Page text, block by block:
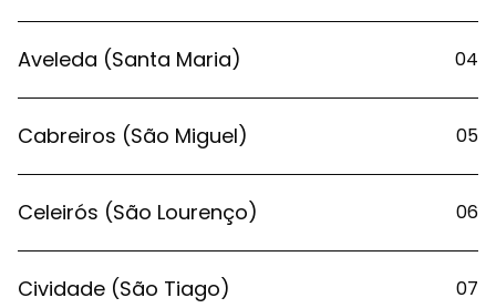
Aveleda (Santa Maria) 04
Cabreiros (São Miguel) 05
Celeirós (São Lourenço) 06
Cividade (São Tiago) 07